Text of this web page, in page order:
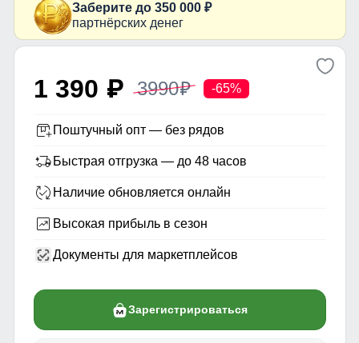
Заберите до 350 000 ₽
партнёрских денег
1 390 p 3990p -65%
Поштучный опт — без рядов
Быстрая отгрузка — до 48 часов
Наличие обновляется онлайн
Высокая прибыль в сезон
Документы для маркетплейсов
Зарегистрироваться